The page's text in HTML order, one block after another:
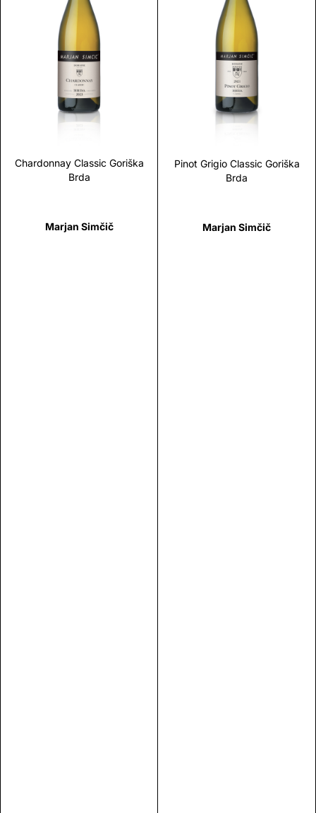
Chardonnay Classic Goriška
Brda
Marjan Simčič
Scopri
Pinot Grigio Classic Goriška
Brda
Marjan Simčič
Scopri